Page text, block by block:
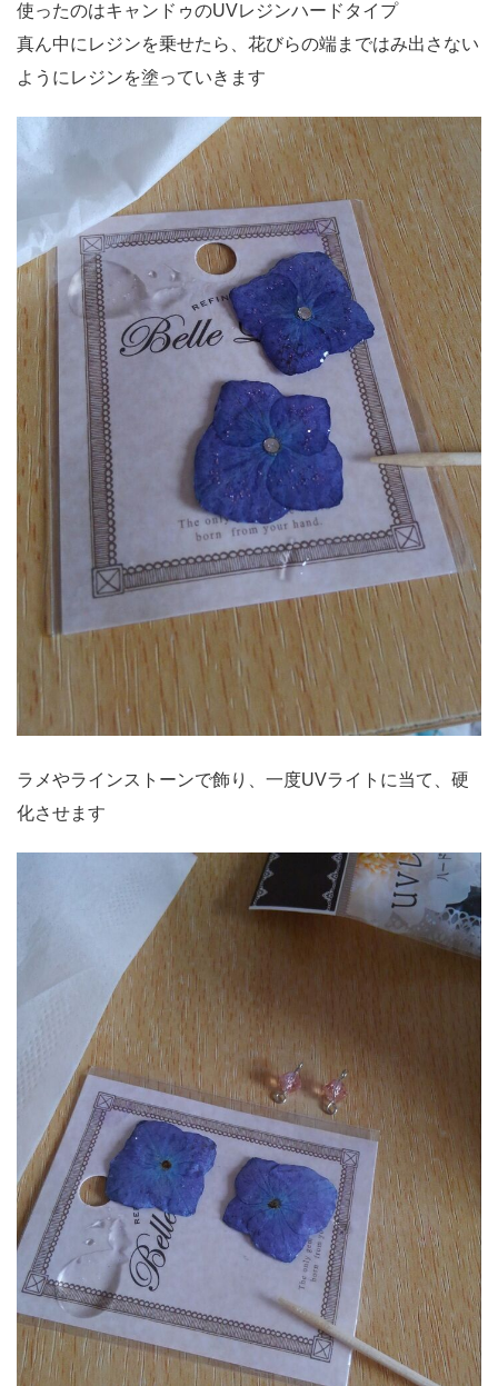
使ったのはキャンドゥのUVレジンハードタイプ
真ん中にレジンを乗せたら、花びらの端まではみ出さない
ようにレジンを塗っていきます
ラメやラインストーンで飾り、一度UVライトに当て、硬
化させます